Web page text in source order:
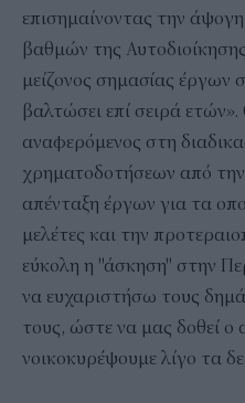
επισημαίνοντας την
βαθμών της
μείζονος σημασίας έργων
βαλτώσει επί σειρά
αναφερόμενος στη
χρηματοδοτήσεων από την
απένταξη έργων για τα
μελέτες και την
εύκολη η "άσκηση" στην
να ευχαριστήσω τους
τους, ώστε να μας δοθεί ο
νοικοκυρέψουμε λίγο τα